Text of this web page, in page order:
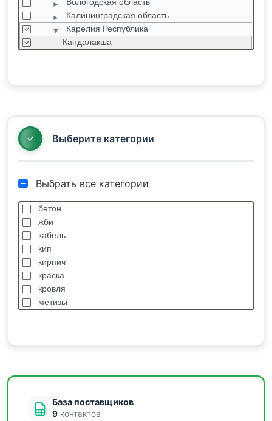
Вологодская область
Калининградская область
Карелия Республика
Кандалакша
Выберите категории
Выбрать все категории
бетон
жби
кабель
кип
кирпич
краска
кровля
метизы
База поставщиков
9 контактов